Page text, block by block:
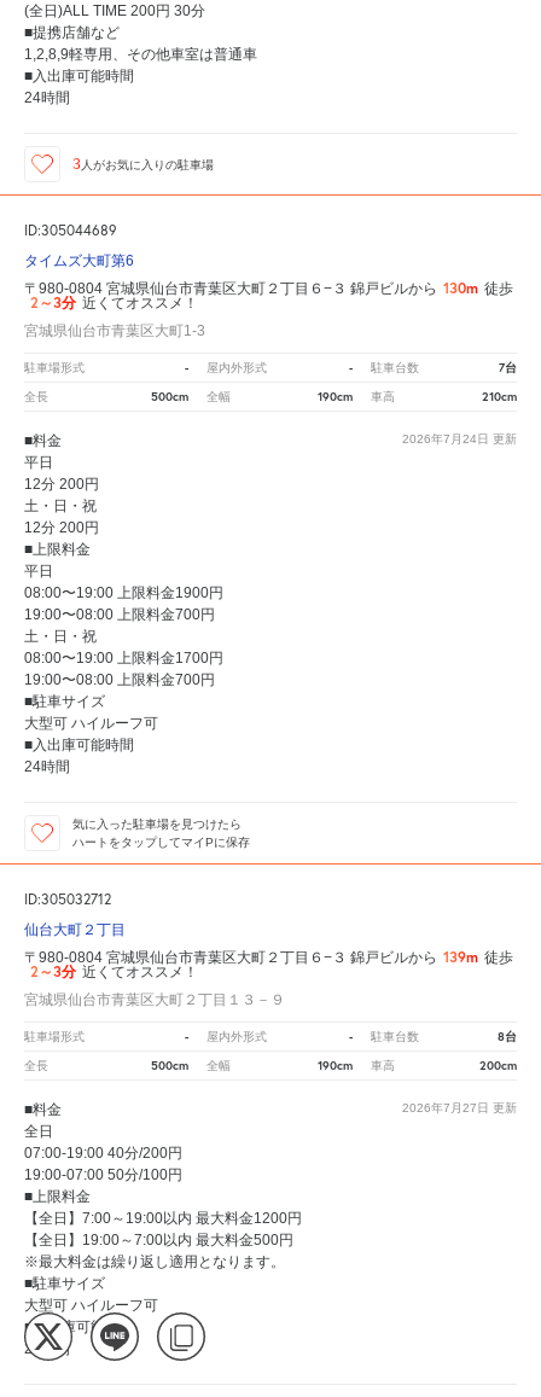
(全日)ALL TIME 200円 30分
■提携店舗など
1,2,8,9軽専用、その他車室は普通車
■入出庫可能時間
24時間
3 人がお気に入りの駐車場
ID:305044689
タイムズ大町第6
〒980-0804 宮城県仙台市青葉区大町２丁目６−３ 錦戸ビルから 130m 徒歩
2～3分 近くてオススメ！
宮城県仙台市青葉区大町1-3
駐車場形式 - 屋内外形式 - 駐車台数 7台
全長 500cm 全幅 190cm 車高 210cm
2026年7月24日 更新
■料金
平日
12分 200円
土・日・祝
12分 200円
■上限料金
平日
08:00〜19:00 上限料金1900円
19:00〜08:00 上限料金700円
土・日・祝
08:00〜19:00 上限料金1700円
19:00〜08:00 上限料金700円
■駐車サイズ
大型可 ハイルーフ可
■入出庫可能時間
24時間
気に入った駐車場を見つけたら
ハートをタップしてマイPに保存
ID:305032712
仙台大町２丁目
〒980-0804 宮城県仙台市青葉区大町２丁目６−３ 錦戸ビルから 139m 徒歩
2～3分 近くてオススメ！
宮城県仙台市青葉区大町２丁目１３－９
駐車場形式 - 屋内外形式 - 駐車台数 8台
全長 500cm 全幅 190cm 車高 200cm
2026年7月27日 更新
■料金
全日
07:00-19:00 40分/200円
19:00-07:00 50分/100円
■上限料金
【全日】7:00～19:00以内 最大料金1200円
【全日】19:00～7:00以内 最大料金500円
※最大料金は繰り返し適用となります。
■駐車サイズ
大型可 ハイルーフ可
■入出庫可能時間
24時間